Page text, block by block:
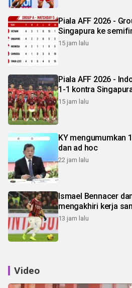
Piala AFF 2026 -
Singapura ke
15 jam lalu
Piala AFF 2026 -
1-1 kontra
15 jam lalu
KY mengumumkan
dan ad hoc
22 jam lalu
Ismael Bennacer
mengakhiri kerja
13 jam lalu
Video